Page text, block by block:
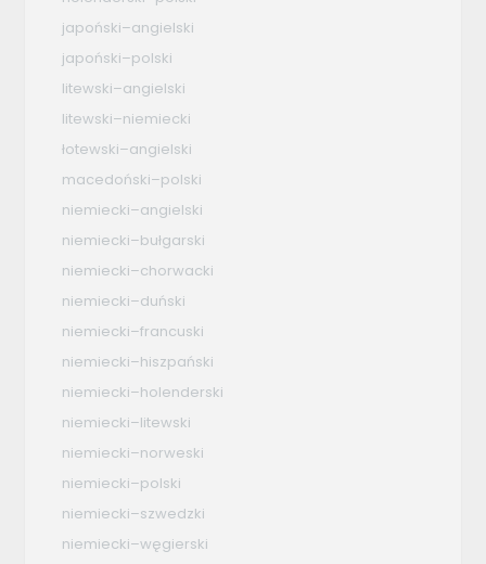
japoński–angielski
japoński–polski
litewski–angielski
litewski–niemiecki
łotewski–angielski
macedoński–polski
niemiecki–angielski
niemiecki–bułgarski
niemiecki–chorwacki
niemiecki–duński
niemiecki–francuski
niemiecki–hiszpański
niemiecki–holenderski
niemiecki–litewski
niemiecki–norweski
niemiecki–polski
niemiecki–szwedzki
niemiecki–węgierski